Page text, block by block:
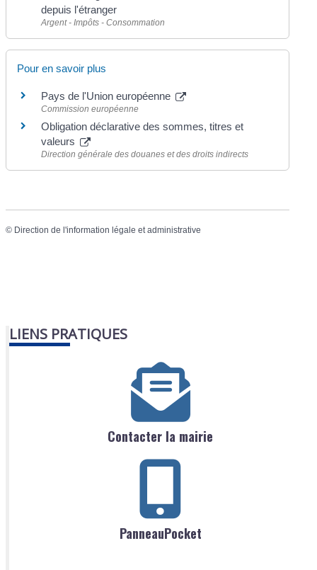
depuis l'étranger
Argent - Impôts - Consommation
Pour en savoir plus
Pays de l'Union européenne
Commission européenne
Obligation déclarative des sommes, titres et
valeurs
Direction générale des douanes et des droits indirects
© Direction de l'information légale et administrative
LIENS PRATIQUES
Contacter la mairie
PanneauPocket